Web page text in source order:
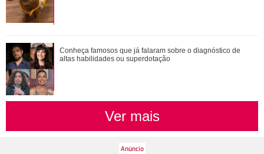
Saiba o que vai acontecer em Coração Acelerado nesta
quarta-feira
Conheça famosos que já falaram sobre o diagnóstico de
altas habilidades ou superdotação
Ver mais